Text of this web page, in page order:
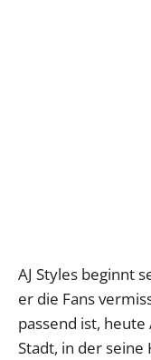
AJ Styles beginnt
er die Fans
passend ist,
Stadt, in der seine